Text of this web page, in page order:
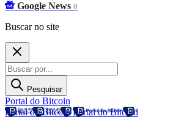
Google News 0
Buscar no site
Pesquisar
Portal do Bitcoin
Portal do BitcoinPortal do Bitcoin